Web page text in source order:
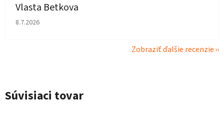
Vlasta Betkova
Hodnotenie obchodu je 4 z 5 hviezdičiek.
8.7.2026
Zobraziť ďalšie recenzie
Súvisiaci tovar